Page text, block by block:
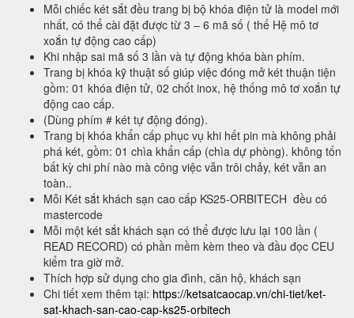
Mỗi chiếc két sắt đều trang bị bộ khóa điện tử là model mới
nhất, có thể cài đặt được từ 3 – 6 mã số ( thế Hệ mô tơ
xoắn tự động cao cấp)
Khi nhập sai mã số 3 lần và tự động khóa bàn phím.
Trang bị khóa kỹ thuật số giúp việc đóng mở két thuận tiện
gồm: 01 khóa điện tử, 02 chốt inox, hệ thống mô tơ xoắn tự
động cao cấp.
(Dùng phím # két tự động đóng).
Trang bị khóa khẩn cấp phục vụ khi hết pin mà không phải
phá két, gồm: 01 chìa khẩn cấp (chìa dự phòng). không tốn
bất kỳ chi phí nào mà công việc vẫn trôi chảy, két vẫn an
toàn..
Mỗi Két sắt khách sạn cao cấp KS25-ORBITECH đều có
mastercode
Mỗi một két sắt khách sạn có thể được lưu lại 100 lần (
READ RECORD) có phần mềm kèm theo và đầu đọc CEU
kiểm tra giờ mở.
Thích hợp sử dụng cho gia đình, căn hộ, khách sạn
Chi tiết xem thêm tại: https://ketsatcaocap.vn/chi-tiet/ket-
sat-khach-san-cao-cap-ks25-orbitech